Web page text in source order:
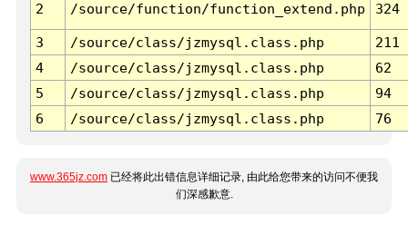
2 /source/function/function_extend.php 324
3 /source/class/jzmysql.class.php
211
4
/source/class/jzmysql.class.php
62
5
/source/class/jzmysql.class.php
94
6
/source/class/jzmysql.class.php 76
www.365jz.com 已经将此出错信息详细记录, 由此给您带来的访问不便我
们深感歉意.